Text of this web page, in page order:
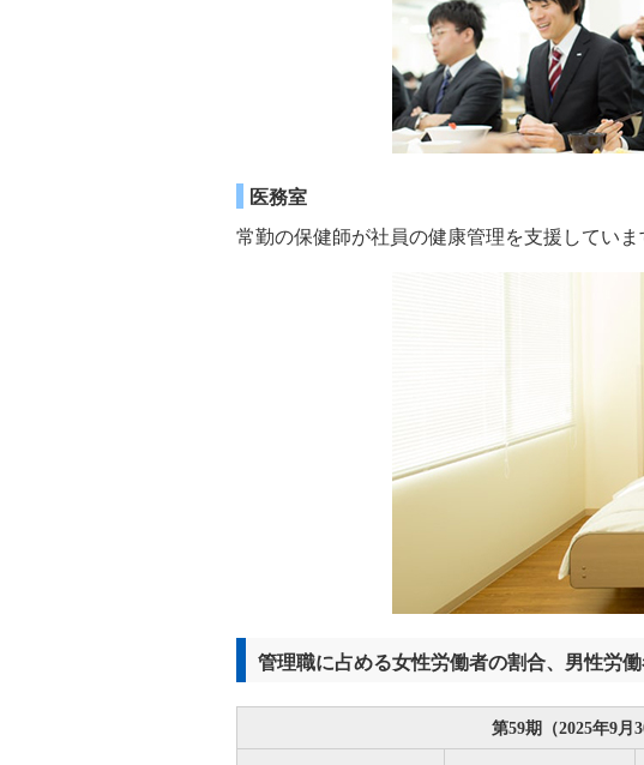
医務室
常勤の保健師が社員の健康管理を支援してい
管理職に占める女性労働者の割合、男性労
第59期（2025年9月